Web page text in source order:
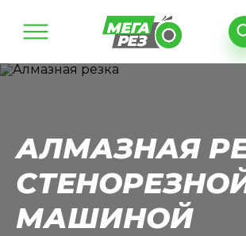
АЛМАЗНАЯ
МАШИНОЙ